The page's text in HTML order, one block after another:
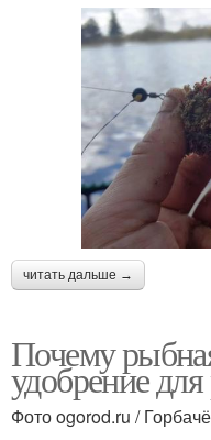
читать дальше →
Почему
удобрение
Фото ogorod.ru /